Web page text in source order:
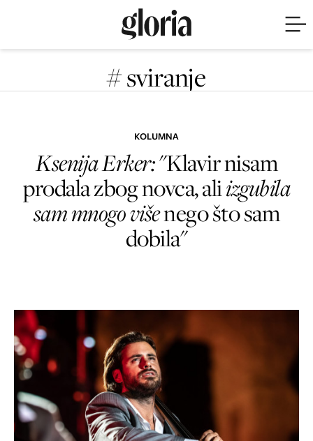
# sviranje
KOLUMNA
Ksenija Erker:"Klavir nisam
prodala zbog novca, aliizgubila
sam mnogo višenego što sam
dobila"